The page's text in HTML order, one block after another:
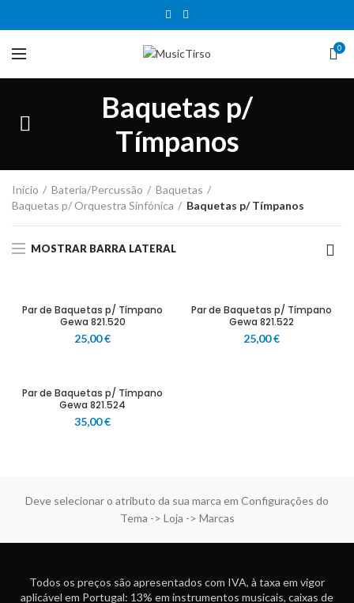
0
Baquetas p/
Tímpanos
Início Bateria/Percussão
Baquetas
Baquetas p/ Orquestra Sinfónica
Baquetas p/ Tímpanos
MOSTRAR BARRA LATERAL
Par de Baquetas p/ Tímpano
Gewa 821.520
25,00€
Par de Baquetas p/ Tímpano
Gewa 821.522
25,00€
Par de Baquetas p/ Tímpano
Gewa 821.524
35,00€
Deve selecionar o atributo da sua marca em Configurações do
Tema -> Loja -> Marcas
Todos os preços são apresentados com IVA, à taxa em vigor
aplicável em Portugal: 13% em instrumentos musicais, caixas de